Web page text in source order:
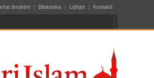
Ibrahimi Biblioteka Lidhjet Kontakti